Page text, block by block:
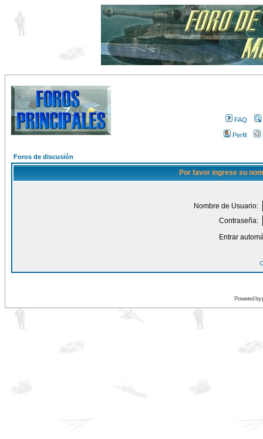
FAQ
Perfil
Foros de discusión
Por favor ingrese su
Nombre de Usuario:
Contraseña:
Entrar
Powered by